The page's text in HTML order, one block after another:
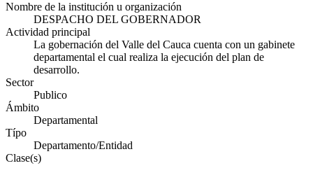
Nombre de la institución u organización
DESPACHO DEL GOBERNADOR
Actividad principal
La gobernación del Valle del Cauca cuenta con un gabinete
departamental el cual realiza la ejecución del plan de
desarrollo.
Sector
Publico
Ámbito
Departamental
Típo
Departamento/Entidad
Clase(s)